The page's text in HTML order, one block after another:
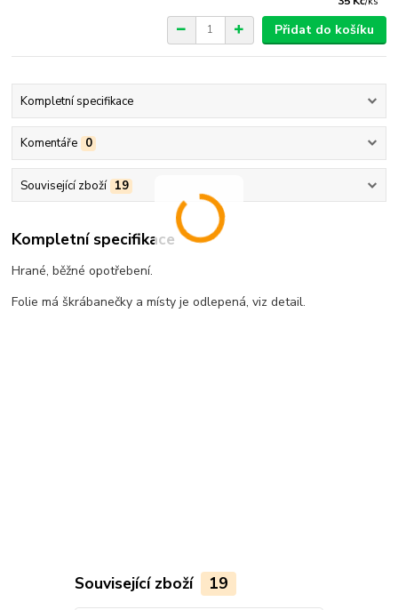
Přidat do košíku
Kompletní specifikace
Komentáře 0
Související zboží 19
Kompletní specifikace
Hrané, běžné opotřebení.
Folie má škrábanečky a místy je odlepená, viz detail.
Související zboží 19